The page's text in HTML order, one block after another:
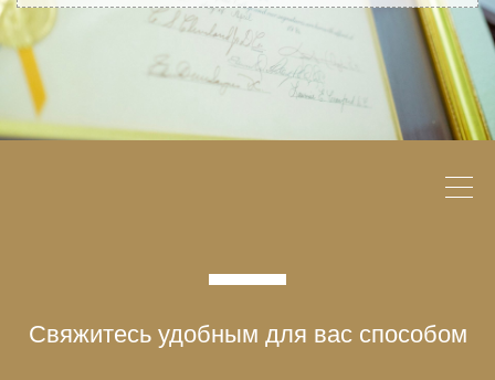
Свяжитесь удобным для вас способом